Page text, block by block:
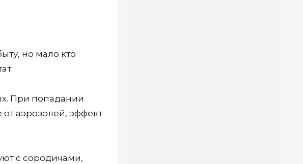
но мало кто
При попадании
аэрозолей, эффект
с сородичами,